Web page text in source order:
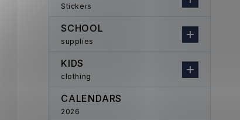
Stickers
SCHOOL
supplies
KIDS
clothing
CALENDARS
2026